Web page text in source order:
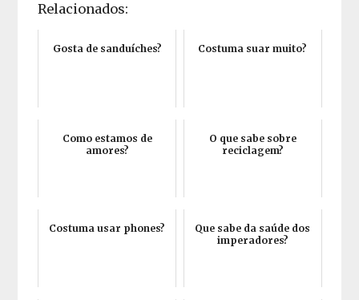
Relacionados:
Gosta de sanduíches? Costuma suar muito?
Como estamos de
amores?
O que sabe sobre
reciclagem?
Costuma usar phones?
Que sabe da saúde dos
imperadores?